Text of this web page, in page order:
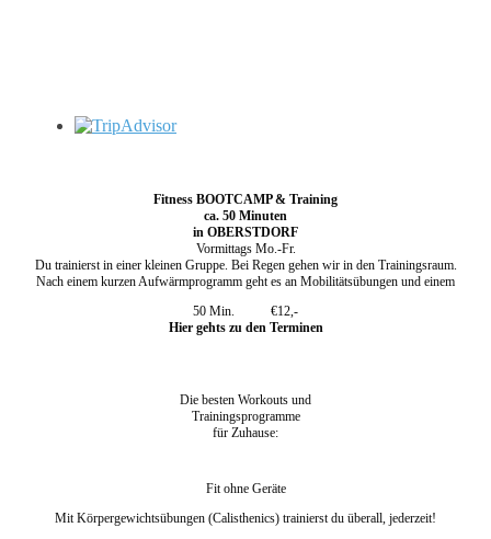
Fitness BOOTCAMP & Training
ca. 50 Minuten
in OBERSTDORF
Vormittags Mo.-Fr.
Du trainierst in einer kleinen Gruppe. Bei Regen gehen wir in den Trainingsraum.
Nach einem kurzen Aufwärmprogramm geht es an Mobilitätsübungen und einem
50 Min. €12,-
Hier gehts zu den Terminen
Die besten Workouts und
Trainingsprogramme
für Zuhause:
Fit ohne Geräte
Mit Körpergewichtsübungen (Calisthenics) trainierst du überall, jederzeit!